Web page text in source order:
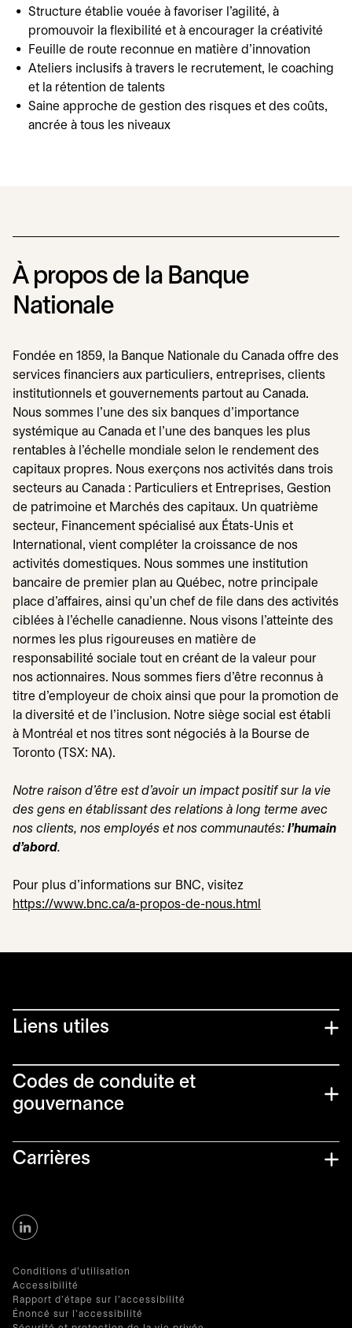
Structure établie vouée à favoriser l'agilité, à
promouvoir la flexibilité et à encourager la créativité
Feuille de route reconnue en matière d'innovation
Ateliers inclusifs à travers le recrutement, le coaching
et la rétention de talents
Saine approche de gestion des risques et des coûts,
ancrée à tous les niveaux
À propos de la Banque
Nationale
Fondée en 1859, la Banque Nationale du Canada offre des
services financiers aux particuliers, entreprises, clients
institutionnels et gouvernements partout au Canada.
Nous sommes l'une des six banques d'importance
systémique au Canada et l'une des banques les plus
rentables à l'échelle mondiale selon le rendement des
capitaux propres. Nous exerçons nos activités dans trois
secteurs au Canada : Particuliers et Entreprises, Gestion
de patrimoine et Marchés des capitaux. Un quatrième
secteur, Financement spécialisé aux États-Unis et
International, vient compléter la croissance de nos
activités domestiques. Nous sommes une institution
bancaire de premier plan au Québec, notre principale
place d’affaires, ainsi qu’un chef de file dans des activités
ciblées à l’échelle canadienne. Nous visons l’atteinte des
normes les plus rigoureuses en matière de
responsabilité sociale tout en créant de la valeur pour
nos actionnaires. Nous sommes fiers d’être reconnus à
titre d’employeur de choix ainsi que pour la promotion de
la diversité et de l’inclusion. Notre siège social est établi
à Montréal et nos titres sont négociés à la Bourse de
Toronto (TSX: NA).
Notre raison d'être est d'avoir un impact positif sur la vie
des gens en établissant des relations à long terme avec
nos clients, nos employés et nos communautés: l'humain
d'abord.
Pour plus d'informations sur BNC, visitez
https://www.bnc.ca/a-propos-de-nous.html
Liens utiles​
Codes de conduite et
gouvernance
Carrières
Conditions d'utilisation
Accessibilité
Rapport d'étape sur l'accessibilité
Énoncé sur l'accessibilité